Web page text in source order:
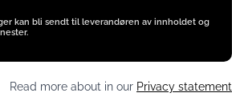
kan bli sendt til leverandøren av innholdet og
Read more about in our Privacy statement